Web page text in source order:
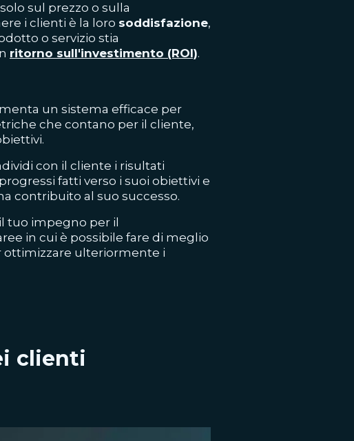
sul prezzo o sulla
i clienti è la loro soddisfazione,
o servizio stia
ritorno sull'investimento (ROI).
un sistema efficace per
che contano per il cliente,
con il cliente i risultati
fatti verso i suoi obiettivi e
contribuito al suo successo.
tuo impegno per il
in cui è possibile fare di meglio
ottimizzare ulteriormente i
clienti